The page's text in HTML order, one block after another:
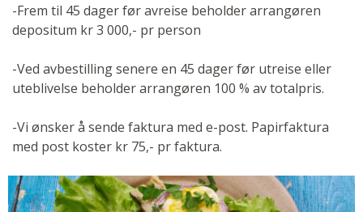
-Frem til 45 dager før avreise beholder arrangøren
depositum kr 3 000,- pr person
-Ved avbestilling senere en 45 dager før utreise eller
uteblivelse beholder arrangøren 100 % av totalpris.
-Vi ønsker å sende faktura med e-post. Papirfaktura
med post koster kr 75,- pr faktura.